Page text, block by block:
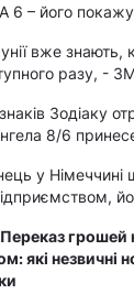
6 – його
вже знають,
разу, -
Зодіаку
8/6
у Німеччині
Переказ грошей
які незвичні